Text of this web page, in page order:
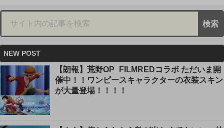
NEW POST
【朗報】荒野OP_FILMREDコラボ ただいま開
催中！！ワンピースキャラクターの衣装スキン
が大量登場！！！！